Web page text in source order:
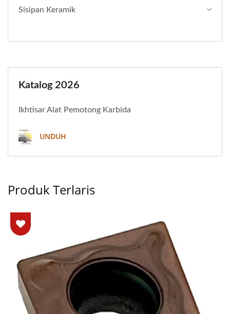
Sisipan Keramik
Katalog 2026
Ikhtisar Alat Pemotong Karbida
UNDUH
Produk Terlaris